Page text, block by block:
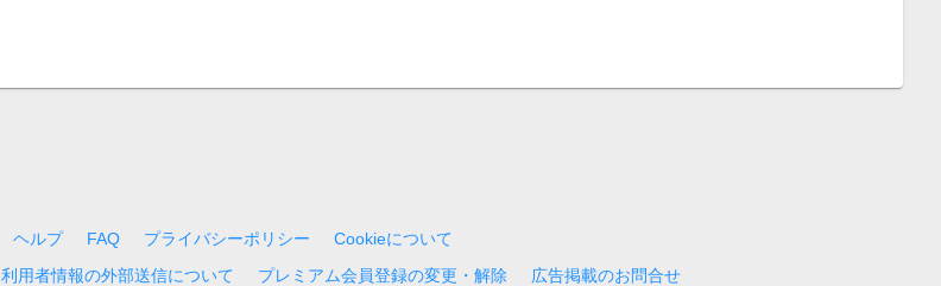
ヘルプ FAQ プライバシーポリシー
Cookieについて
利用者情報の外部送信について プレミアム会員登録の変更・解除 広告掲載のお問合せ